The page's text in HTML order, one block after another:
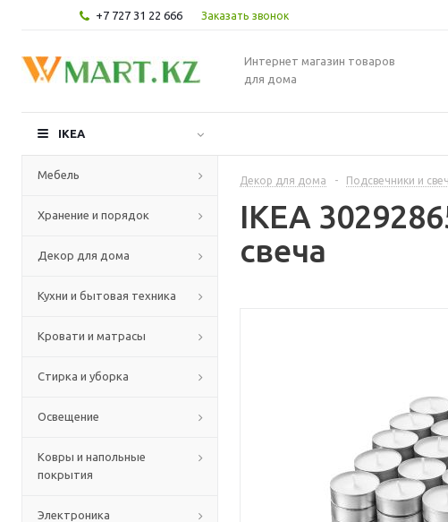
+7 727 31 22 666 Заказать звонок
Интернет магазин товаров
для дома
IKEA
Мебель
Хранение и порядок
Декор для дома
Кухни и бытовая техника
Кровати и матрасы
Стирка и уборка
Освещение
Ковры и напольные
покрытия
Электроника
Декор для дома - Подсвечники и
IKEA
свеча